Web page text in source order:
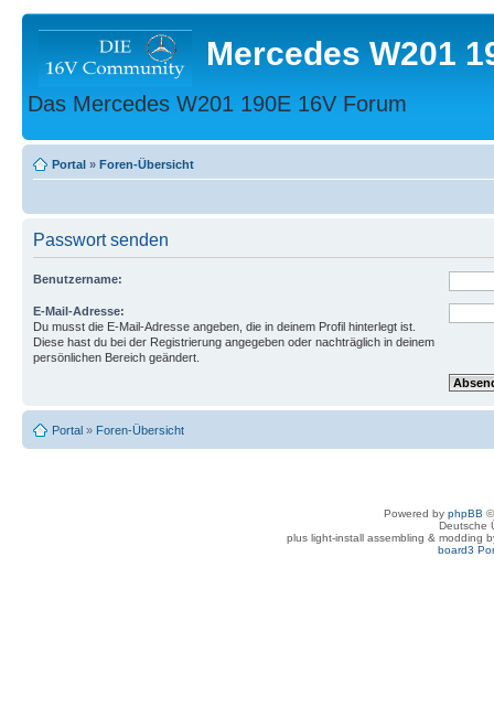
Mercedes W201
Das Mercedes W201 190E 16V Forum
Portal » Foren-Übersicht
Passwort senden
Benutzername:
E-Mail-Adresse:
Du musst die E-Mail-Adresse angeben, die in deinem Profil hinterlegt ist.
Diese hast du bei der Registrierung angegeben oder nachträglich in deinem
persönlichen Bereich geändert.
Portal » Foren-Übersicht
Powered by phpBB
Deutsche
plus light-install assembling & modding
board3